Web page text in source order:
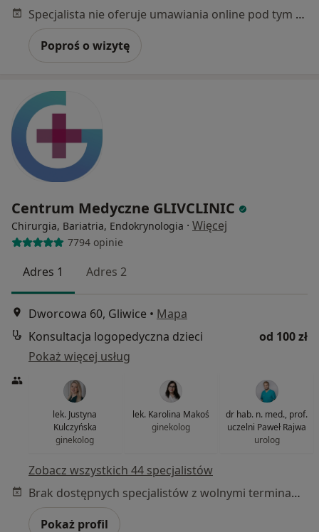
Specjalista nie oferuje umawiania online pod tym adresem.
Poproś o wizytę
Centrum Medyczne GLIVCLINIC
Chirurgia, Bariatria, Endokrynologia · Więcej
7794 opinie
Adres 1 Adres 2
Dworcowa 60, Gliwice • Mapa
Konsultacja logopedyczna dzieci
od 100 zł
Pokaż więcej usług
lek. Justyna
Kulczyńska
ginekolog
lek. Karolina Makoś
ginekolog
dr hab. n. med., prof.
uczelni Paweł Rajwa
urolog
Zobacz wszystkich 44 specjalistów
Brak dostępnych specjalistów z wolnymi terminami w tym centrum medycznym.
Pokaż profil